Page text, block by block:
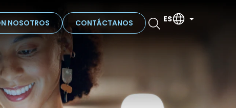
NOSOTROS CONTÁCTANOS ES